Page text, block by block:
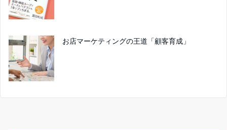
お店マーケティングの王道「顧客育成」